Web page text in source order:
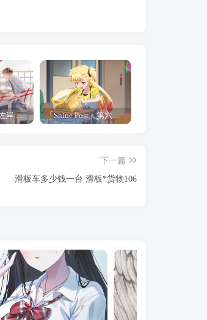
经典杯子蛋糕 佐岸 漫画「经典杯子蛋糕」宣布真人日剧化 「Shine Post」第六话ED主题曲「Yellow Rose」无字幕MV公开
下一篇
滑板车多少钱一台 滑板*货物106